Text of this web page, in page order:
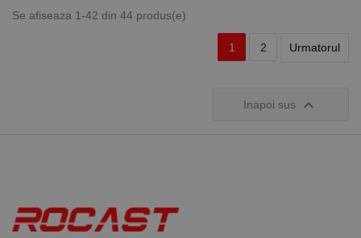
Se afiseaza 1-42 din 44 produs(e)
1 2 Urmatorul
Inapoi sus 